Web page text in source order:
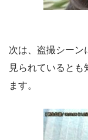
次は、盗撮シーン
見られていると
ます。